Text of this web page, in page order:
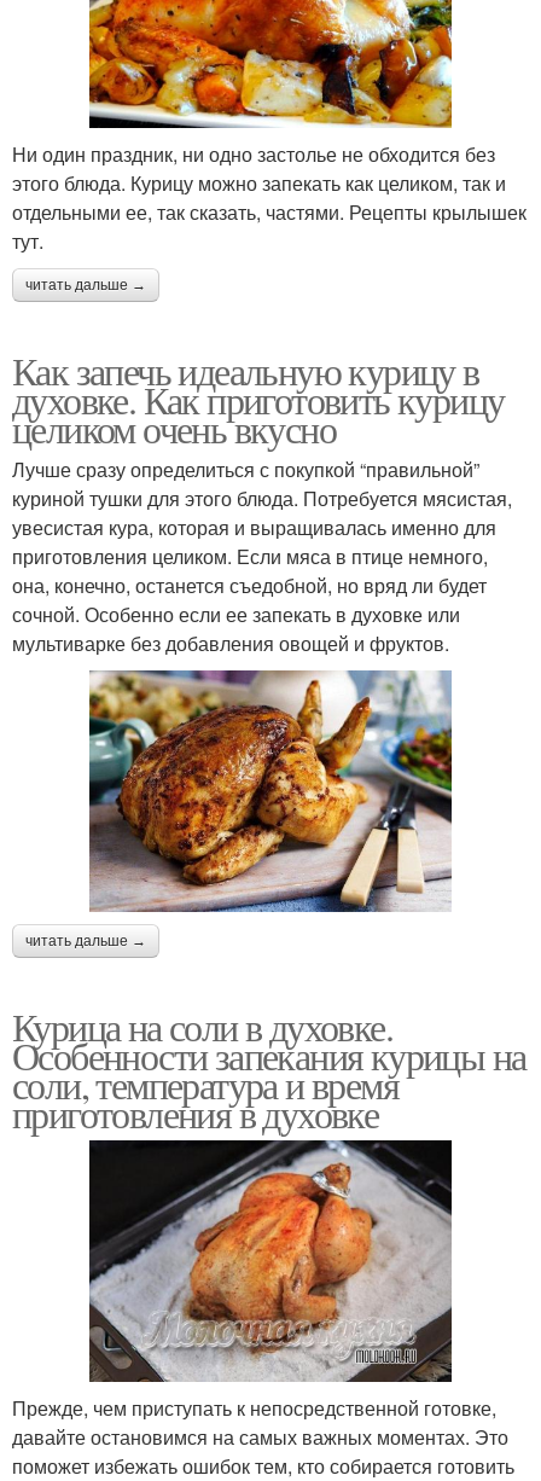
Ни один праздник, ни одно застолье не обходится без
этого блюда. Курицу можно запекать как целиком, так и
отдельными ее, так сказать, частями. Рецепты крылышек
тут.
читать дальше →
Как запечь идеальную курицу в
духовке. Как приготовить курицу
целиком очень вкусно
Лучше сразу определиться с покупкой “правильной”
куриной тушки для этого блюда. Потребуется мясистая,
увесистая кура, которая и выращивалась именно для
приготовления целиком. Если мяса в птице немного,
она, конечно, останется съедобной, но вряд ли будет
сочной. Особенно если ее запекать в духовке или
мультиварке без добавления овощей и фруктов.
читать дальше →
Курица на соли в духовке.
Особенности запекания курицы на
соли, температура и время
приготовления в духовке
Прежде, чем приступать к непосредственной готовке,
давайте остановимся на самых важных моментах. Это
поможет избежать ошибок тем, кто собирается готовить